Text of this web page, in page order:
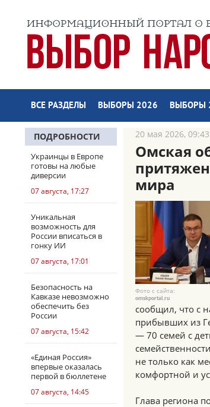
ВСЕ РАЗДЕЛЫ ВЫБОРЫ 2026 ВЫБОРЫ
ПОДРОБНОСТИ
Украинцы в Европе
готовы на любые
диверсии
07 августа, 17:27
Уникальная
возможность для
России вписаться в
гонку ИИ
07 августа, 17:01
Безопасность на
Кавказе невозможно
обеспечить без
России
07 августа, 15:42
«Единая Россия»
впервые оказалась
первой в бюллетене
07 августа, 14:45
20 мая 2026, 09:43
Омская
мира
Фото с сайта:
omskportal.ru
сообщил, что с
прибывших из
— 70 семей с
не только как
комфортной и
Глава региона